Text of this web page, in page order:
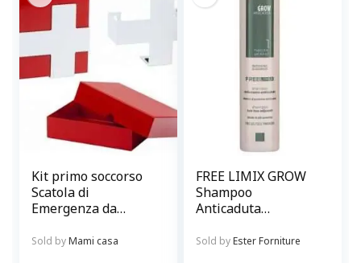
Kit primo soccorso
Scatola di
Emergenza da
bianca
Sold byMami casa
FREE LIMIX GROW
Shampoo
Anticaduta
capelli
Sold byEster Forniture